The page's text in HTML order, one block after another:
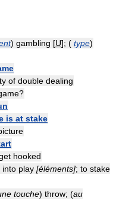
) gambling [U]; ( type)
of double dealing
is at stake
hooked
play [éléments]; to stake
touche) throw; (au